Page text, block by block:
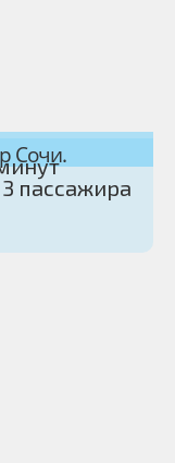
Сочи.
3 пассажира